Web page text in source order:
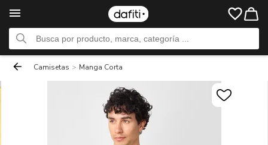
Camisetas > Manga Corta